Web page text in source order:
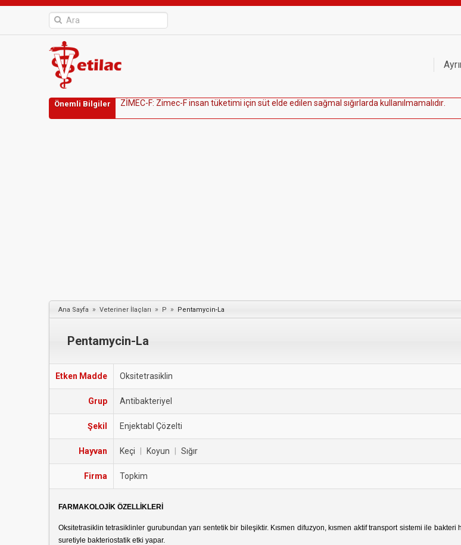
Önemli Bilgiler ZİM EC-F: Zimec-Finsan tüketimi için süte de edi en sağma sığırarda ku anı mama ıdır
Ana Sayfa » Veteriner İlaçları » P » Pentamycin-La
Pentamycin-La
Etken Madde Oksitetrasiklin
Grup Antibakteriyel
Şekil Enjektabl Çözelti
Hayvan Keçi Koyun Sığır
Firma Topkim
FARMAKOLOJİK ÖZELLİKLERİ
Oksitetrasiklin tetrasiklinler gurubundan yarı sentetik bir bileşiktir. Kısmen difuzyon, kısmen aktif transport sistemi ile
suretiyle bakteriostatik etki yapar.